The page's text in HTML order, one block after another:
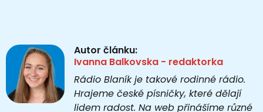
Autor článku:
Ivanna Balkovska - redaktorka
Rádio Blaník je takové rodinné rádio.
Hrajeme české písničky, které dělají
lidem radost. Na web přinášíme různé